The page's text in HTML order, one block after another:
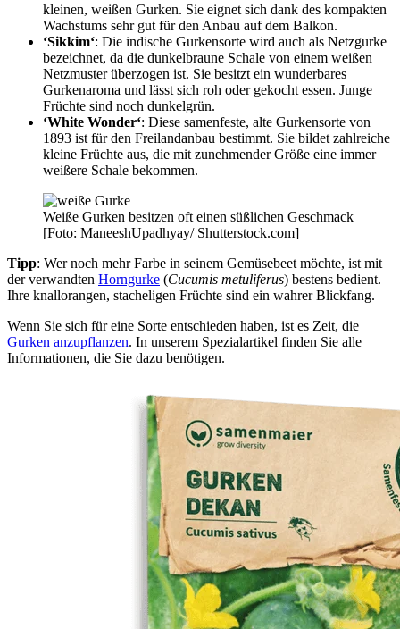
kleinen, weißen Gurken. Sie eignet sich dank des kompakten
Wachstums sehr gut für den Anbau auf dem Balkon.
‘Sikkim‘: Die indische Gurkensorte wird auch als Netzgurke
bezeichnet, da die dunkelbraune Schale von einem weißen
Netzmuster überzogen ist. Sie besitzt ein wunderbares
Gurkenaroma und lässt sich roh oder gekocht essen. Junge
Früchte sind noch dunkelgrün.
‘White Wonder‘: Diese samenfeste, alte Gurkensorte von
1893 ist für den Freilandanbau bestimmt. Sie bildet zahlreiche
kleine Früchte aus, die mit zunehmender Größe eine immer
weißere Schale bekommen.
Weiße Gurken besitzen oft einen süßlichen Geschmack
[Foto: ManeeshUpadhyay/ Shutterstock.com]
Tipp: Wer noch mehr Farbe in seinem Gemüsebeet möchte, ist mit
der verwandten Horngurke (Cucumis metuliferus) bestens bedient.
Ihre knallorangen, stacheligen Früchte sind ein wahrer Blickfang.
Wenn Sie sich für eine Sorte entschieden haben, ist es Zeit, die
Gurken anzupflanzen. In unserem Spezialartikel finden Sie alle
Informationen, die Sie dazu benötigen.